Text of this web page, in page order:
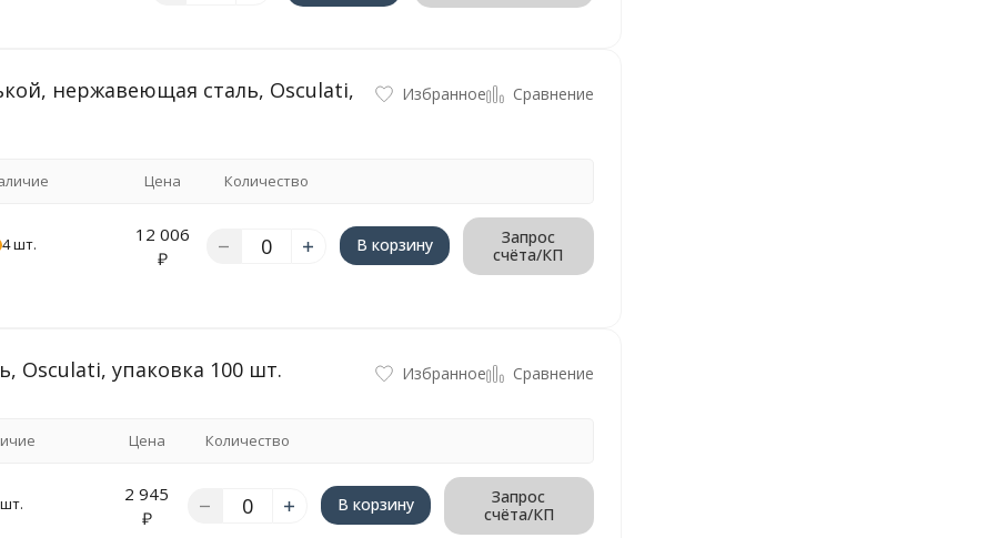
нержавеющая сталь, Osculati,
Избранное Сравнение
Цена Количество
4 шт.
12 006
₽
В корзину
Запрос
счёта/КП
Osculati, упаковка 100 шт. Избранное Сравнение
Цена Количество
2 945
₽
В корзину
Запрос
счёта/КП